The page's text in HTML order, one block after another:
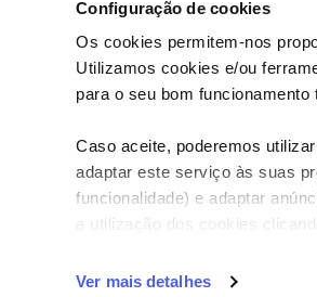
Configuração de cookies
Os cookies permitem-nos
Utilizamos cookies e/ou
para o seu bom
Caso aceite, poderemos
adaptar este serviço às suas
funcionalidade) e adaptar
a utilização dos cookies
Ver mais detalhes